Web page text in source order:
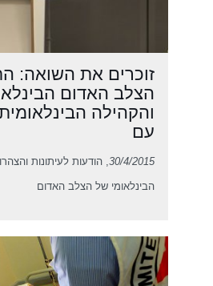
זוכרים את השואה:
הצלב האדום
והקהילה
עם
30/4/2015, הודעות לעיתונות
הבינלאומי של הצלב האדום